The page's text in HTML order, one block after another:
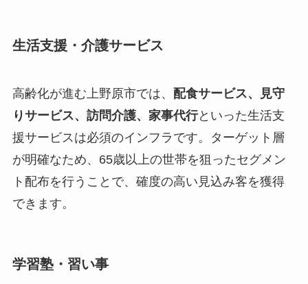
生活支援・介護サービス
高齢化が進む上野原市では、 配食サービス、見守
りサービス、訪問介護、家事代行といった生活支
援サービスは必須のインフラです。ターゲット層
が明確なため、65歳以上の世帯を狙ったセグメン
ト配布を行うことで、確度の高い見込み客を獲得
できます。
学習塾・習い事